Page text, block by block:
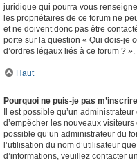
juridique qui pourra vous
les propriétaires de ce forum ne
et ne doivent donc pas être
porte sur la question « Qui dois-je
d’ordres légaux liés à ce forum ? ».
Haut
Pourquoi ne puis-je pas
Il est possible qu’un
d’empêcher les nouveaux
possible qu’un administrateur du
l’utilisation du nom d’utilisateur
d’informations, veuillez contacter